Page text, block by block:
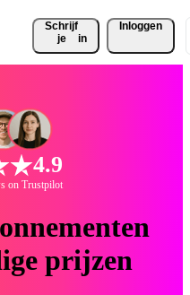
Schrijf
je
in
Inloggen
4.9
on Trustpilot
prijzen